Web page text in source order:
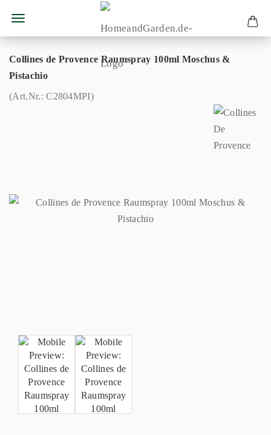
Collines de Provence Raumspray 100ml Moschus &
Pistachio
(Art.Nr.:C2804MPI)